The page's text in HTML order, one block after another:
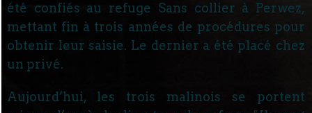
été confiés au refuge Sans collier à Perwez,
mettant fin à trois années de procédures pour
obtenir leur saisie. Le dernier a été placé chez
un privé.
Aujourd’hui, les trois malinois se portent